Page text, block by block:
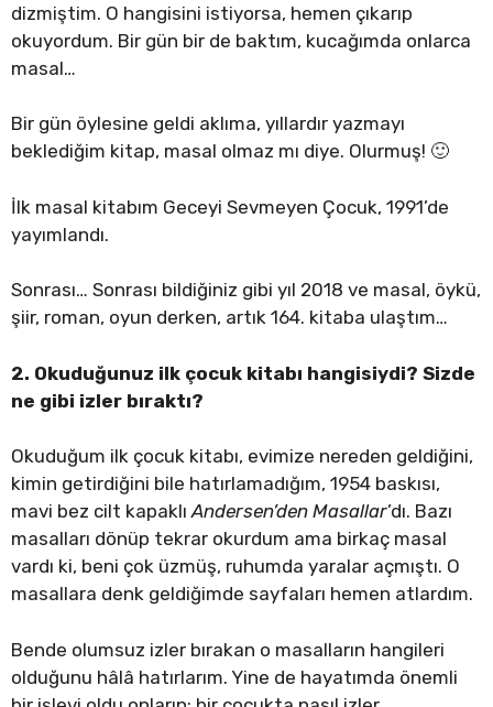
dizmiştim. O hangisini istiyorsa, hemen çıkarıp
okuyordum. Bir gün bir de baktım, kucağımda onlarca
masal…
Bir gün öylesine geldi aklıma, yıllardır yazmayı
beklediğim kitap, masal olmaz mı diye. Olurmuş! 🙂
İlk masal kitabım Geceyi Sevmeyen Çocuk, 1991’de
yayımlandı.
Sonrası… Sonrası bildiğiniz gibi yıl 2018 ve masal, öykü,
şiir, roman, oyun derken, artık 164. kitaba ulaştım…
2. Okuduğunuz ilk çocuk kitabı hangisiydi? Sizde
ne gibi izler bıraktı?
Okuduğum ilk çocuk kitabı, evimize nereden geldiğini,
kimin getirdiğini bile hatırlamadığım, 1954 baskısı,
mavi bez cilt kapaklıAndersen’den Masallar’dı. Bazı
masalları dönüp tekrar okurdum ama birkaç masal
vardı ki, beni çok üzmüş, ruhumda yaralar açmıştı. O
masallara denk geldiğimde sayfaları hemen atlardım.
Bende olumsuz izler bırakan o masalların hangileri
olduğunu hâlâ hatırlarım. Yine de hayatımda önemli